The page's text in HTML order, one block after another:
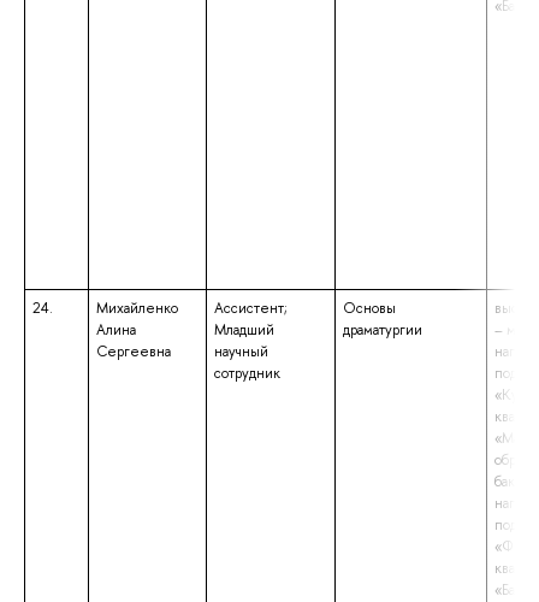
24.
Михайленко
Алина
Сергеевна
Ассистент;
Младший
научный
сотрудник
Основы
драматургии
–